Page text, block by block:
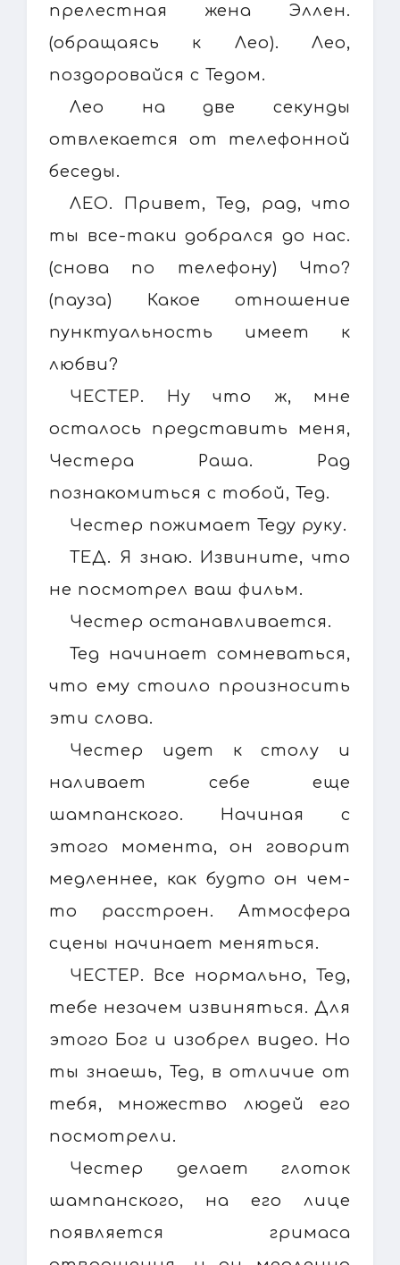
прелестная жена Эллен.
(обращаясь к Лео). Лео,
поздоровайся с Тедом.
Лео на две секунды
отвлекается от телефонной
беседы.
ЛЕО. Привет, Тед, рад, что
ты все-таки добрался до нас.
(снова по телефону) Что?
(пауза) Какое отношение
пунктуальность имеет к
любви?
ЧЕСТЕР. Ну что ж, мне
осталось представить меня,
Честера Раша. Рад
познакомиться с тобой, Тед.
Честер пожимает Теду руку.
ТЕД. Я знаю. Извините, что
не посмотрел ваш фильм.
Честер останавливается.
Тед начинает сомневаться,
что ему стоило произносить
эти слова.
Честер идет к столу и
наливает себе еще
шампанского. Начиная с
этого момента, он говорит
медленнее, как будто он чем-
то расстроен. Атмосфера
сцены начинает меняться.
ЧЕСТЕР. Все нормально, Тед,
тебе незачем извиняться. Для
этого Бог и изобрел видео. Но
ты знаешь, Тед, в отличие от
тебя, множество людей его
посмотрели.
Честер делает глоток
шампанского, на его лице
появляется гримаса